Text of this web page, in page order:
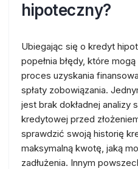
hipoteczny?
Ubiegając się o kredyt
popełnia błędy, które
proces uzyskania
spłaty zobowiązania.
jest brak dokładnej analizy
kredytowej przed
sprawdzić swoją historię
maksymalną kwotę, jaką
zadłużenia. Innym